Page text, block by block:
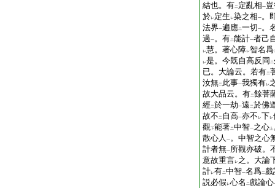
結也。有二 定亂相一
於レ定生 レ染之相一。
法界一遍應二一切一。
過一。有二能計一者己
レ慧。著心障レ智名爲
レ是。今既自高反同 二
已。大論云。若有二
汝無二 此事一我獨有レ
故大品云。有二餘菩
經二於一劫一遠 二於佛
故不 二 自高一亦不 レ下レ
觀下能著二中智一之心 上
散心人 一。中智之心
計者無一所觀亦破。
意故重言レ之。大論
計レ有二中智一名爲二戲
説必假 レ心名 二戲論心